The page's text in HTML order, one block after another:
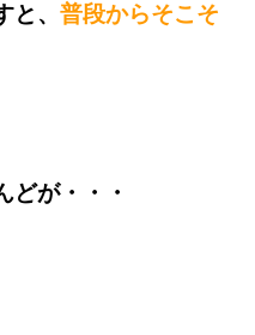
と、普段からそこそ
どが・・・